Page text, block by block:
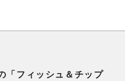
「フィッシュ＆チップ